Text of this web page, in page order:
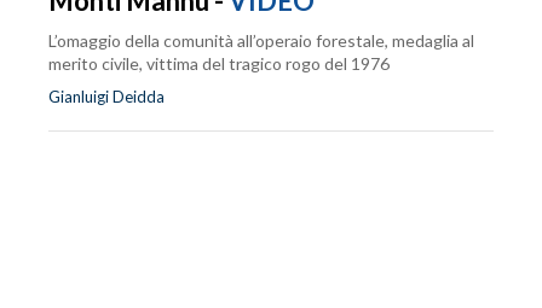
L’omaggio della comunità all’operaio forestale, medaglia al
merito civile, vittima del tragico rogo del 1976
Gianluigi Deidda